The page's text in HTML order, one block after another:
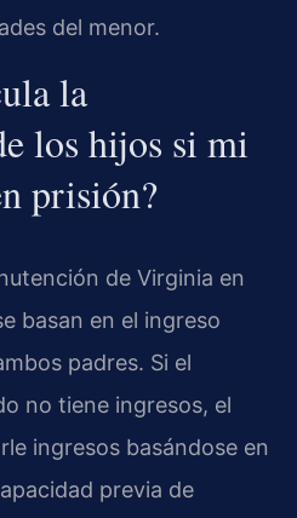
del menor.
la
los hijos si mi
prisión?
de Virginia en
basan en el ingreso
padres. Si el
no tiene ingresos, el
ingresos basándose en
previa de